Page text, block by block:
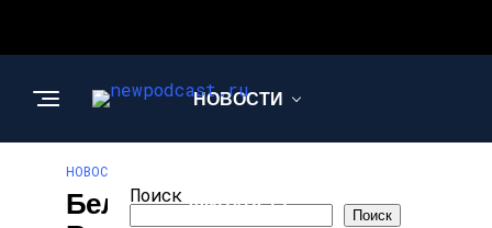
НОВОСТИ
ФИНАНСЫ
НОВОСТИ
Белорусы
Поиск
Поиск